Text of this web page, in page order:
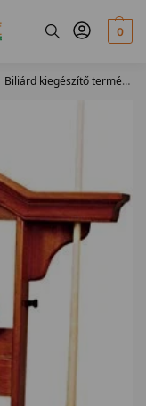
0
Biliárd kiegészítő termékek